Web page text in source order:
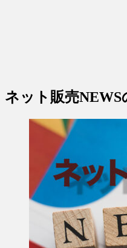
ネット販売NEWS